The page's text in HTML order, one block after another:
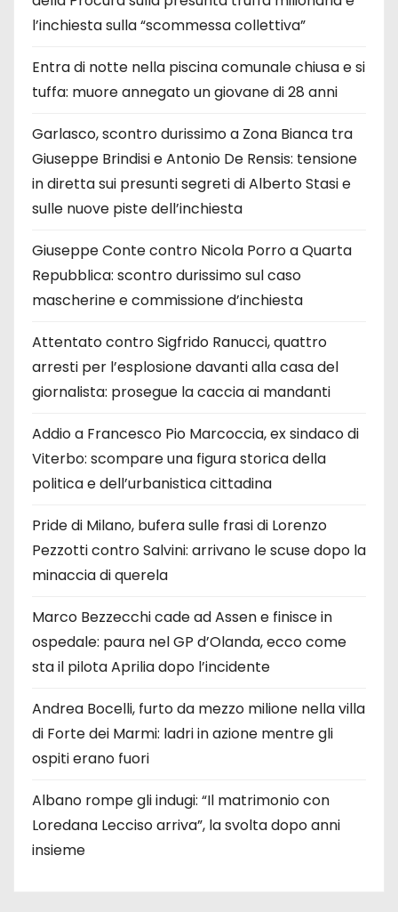
l’inchiesta sulla “scommessa collettiva”
Entra di notte nella piscina comunale chiusa e si
tuffa: muore annegato un giovane di 28 anni
Garlasco, scontro durissimo a Zona Bianca tra
Giuseppe Brindisi e Antonio De Rensis: tensione
in diretta sui presunti segreti di Alberto Stasi e
sulle nuove piste dell’inchiesta
Giuseppe Conte contro Nicola Porro a Quarta
Repubblica: scontro durissimo sul caso
mascherine e commissione d’inchiesta
Attentato contro Sigfrido Ranucci, quattro
arresti per l’esplosione davanti alla casa del
giornalista: prosegue la caccia ai mandanti
Addio a Francesco Pio Marcoccia, ex sindaco di
Viterbo: scompare una figura storica della
politica e dell’urbanistica cittadina
Pride di Milano, bufera sulle frasi di Lorenzo
Pezzotti contro Salvini: arrivano le scuse dopo la
minaccia di querela
Marco Bezzecchi cade ad Assen e finisce in
ospedale: paura nel GP d’Olanda, ecco come
sta il pilota Aprilia dopo l’incidente
Andrea Bocelli, furto da mezzo milione nella villa
di Forte dei Marmi: ladri in azione mentre gli
ospiti erano fuori
Albano rompe gli indugi: “Il matrimonio con
Loredana Lecciso arriva”, la svolta dopo anni
insieme